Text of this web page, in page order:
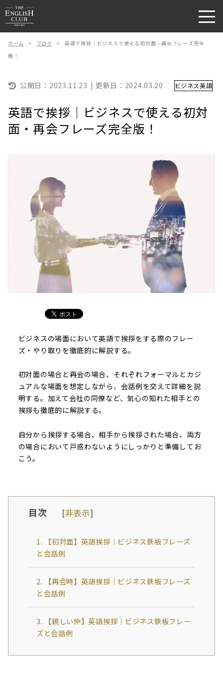
ホーム > ブログ >
英語で挨拶｜ビジネスで使える初対面・再会フレーズ完全
版！
公開日： 2023.11.23 更新日： 2024.03.20 ビジネス英語
英語で挨拶｜ビジネスで使える初対
面・再会フレーズ完全版！
ビジネスの場面において英語で挨拶をする際のフレー
ズ・やり取りを徹底的に解説する。
初対面の場合と再会の場合、それぞれフォーマルとカジ
ュアルな場面を想定しながら、会話例を交えて詳細を説
明する。加えて会社の同僚など、気心の知れた相手との
挨拶も徹底的に解説する。
自分から挨拶する場合、相手から挨拶された場合、両方
の場合において戸惑わないようにしっかりと準備してお
こう。
目次 [非表示]
1. 【初対面】英語挨拶｜ビジネス鉄板フレーズ
と会話例
2. 【再会時】英語挨拶｜ビジネス鉄板フレーズ
と会話例
3. 【親しい仲】英語挨拶｜ビジネス鉄板フレー
ズと会話例